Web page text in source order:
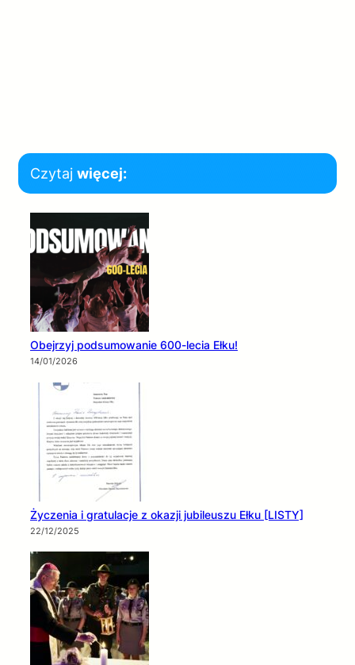
Czytaj więcej:
Obejrzyj podsumowanie 600-lecia Ełku!
14/01/2026
Życzenia i gratulacje z okazji jubileuszu Ełku [LISTY]
22/12/2025